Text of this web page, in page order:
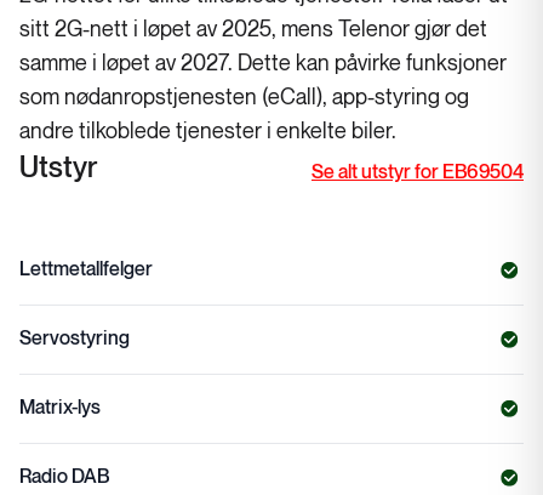
sitt 2G-nett i løpet av 2025, mens Telenor gjør det
samme i løpet av 2027. Dette kan påvirke funksjoner
som nødanropstjenesten (eCall), app-styring og
andre tilkoblede tjenester i enkelte biler.
Utstyr Se alt utstyr for EB69504
Lettmetallfelger
Servostyring
Matrix-lys
Radio DAB